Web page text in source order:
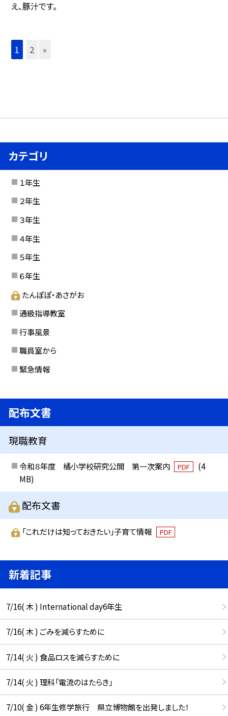
え、豚汁です。
1 2 »
カテゴリ
１年生
２年生
３年生
４年生
５年生
６年生
たんぽぽ・あさがお
通級指導教室
行事風景
職員室から
緊急情報
配布文書
現職教育
令和８年度 橘小学校研究公開 第一次案内 PDF
(4
MB)
配布文書
「これだけは知っておきたい」子育て情報 PDF
新着記事
7/16( 木 ) International day6年生
7/16( 木 ) ごみを減らすために
7/14( 火 ) 食品ロスを減らすために
7/14( 火 ) 理科「電流のはたらき」
7/10( 金 ) 6年生修学旅行 県立博物館を出発しました！